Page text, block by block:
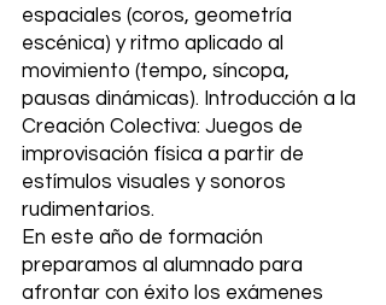
espaciales (coros, geometría
escénica) y ritmo aplicado al
movimiento (tempo, síncopa,
pausas dinámicas). Introducción a la
Creación Colectiva: Juegos de
improvisación física a partir de
estímulos visuales y sonoros
rudimentarios.
En este año de formación
preparamos al alumnado para
afrontar con éxito los exámenes